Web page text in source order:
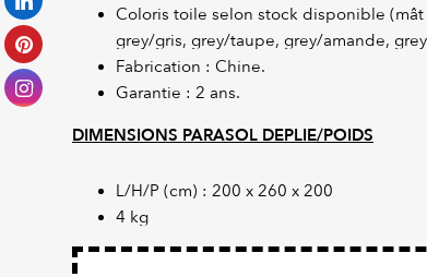
Coloris toile selon stock disponible
grey/gris, grey/taupe, grey/amande,
Fabrication : Chine.
Garantie : 2 ans.
DIMENSIONS PARASOL DEPLIE/POIDS
L/H/P (cm) : 200 x 260 x 200
4 kg